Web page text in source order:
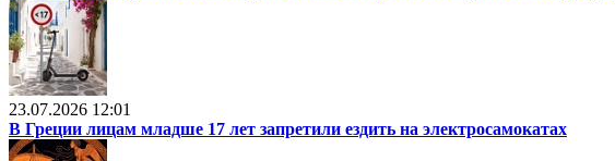
23.07.2026 12:01
В Греции лицам младше 17 лет запретили ездить на электросамокатах